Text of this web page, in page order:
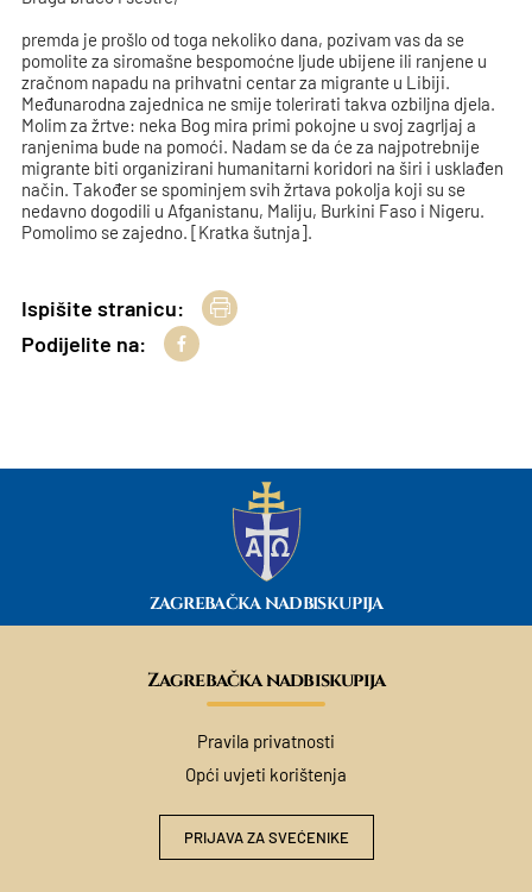
premda je prošlo od toga nekoliko dana, pozivam vas da se
pomolite za siromašne bespomoćne ljude ubijene ili ranjene u
zračnom napadu na prihvatni centar za migrante u Libiji.
Međunarodna zajednica ne smije tolerirati takva ozbiljna djela.
Molim za žrtve: neka Bog mira primi pokojne u svoj zagrljaj a
ranjenima bude na pomoći. Nadam se da će za najpotrebnije
migrante biti organizirani humanitarni koridori na širi i usklađen
način. Također se spominjem svih žrtava pokolja koji su se
nedavno dogodili u Afganistanu, Maliju, Burkini Faso i Nigeru.
Pomolimo se zajedno. [Kratka šutnja].
Ispišite stranicu:
Podijelite na:
ZAGREBAČKA NADBISKUPIJA
Zagrebačka nadbiskupija
Pravila privatnosti
Opći uvjeti korištenja
PRIJAVA ZA SVEĆENIKE